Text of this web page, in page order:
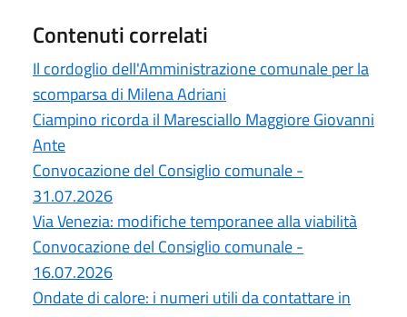
Contenuti correlati
Il cordoglio dell'Amministrazione comunale per la
scomparsa di Milena Adriani
Ciampino ricorda il Maresciallo Maggiore Giovanni
Ante
Convocazione del Consiglio comunale -
31.07.2026
Via Venezia: modifiche temporanee alla viabilità
Convocazione del Consiglio comunale -
16.07.2026
Ondate di calore: i numeri utili da contattare in